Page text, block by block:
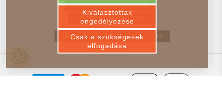
FILMEK, SOROZATOK PÓLÓK
ABSZTRAKT, ELVONT PÓLÓK
EGYEDI PÓLÓ – VISSZA A FŐOLDALRA
Kiválasztottak
engedélyezése
Csak a szükségesek
elfogadása